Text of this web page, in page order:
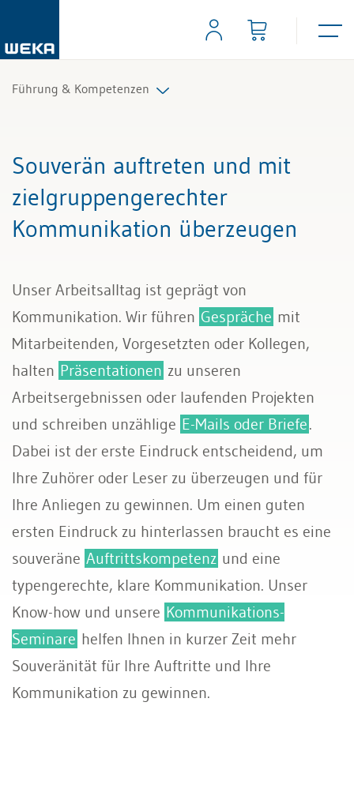
Führung & Kompetenzen
Selbstmanagement
Kommunikation und Auftritt
Souverän auftreten und mit
zielgruppengerechter
Kommunikation überzeugen
Unser Arbeitsalltag ist geprägt von
Kommunikation. Wir führen Gespräche mit
Mitarbeitenden, Vorgesetzten oder Kollegen,
halten Präsentationen zu unseren
Arbeitsergebnissen oder laufenden Projekten
und schreiben unzählige E-Mails oder Briefe.
Dabei ist der erste Eindruck entscheidend, um
Ihre Zuhörer oder Leser zu überzeugen und für
Ihre Anliegen zu gewinnen. Um einen guten
ersten Eindruck zu hinterlassen braucht es eine
souveräne Auftrittskompetenz und eine
typengerechte, klare Kommunikation. Unser
Know-how und unsere Kommunikations-
Seminare helfen Ihnen in kurzer Zeit mehr
Souveränität für Ihre Auftritte und Ihre
Kommunikation zu gewinnen.